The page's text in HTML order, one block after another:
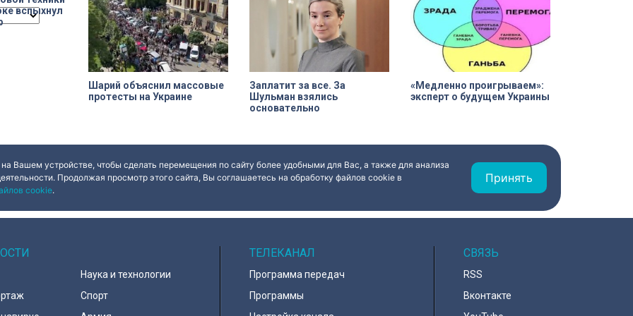
Done
переживает второе рождение.
Жемчужина, объекта культурного
наследия — исторические часы.
Их элементы утрачены на 90%.
вспыхнул
Шарий объяснил массовые
протесты на Украине
Заплатит за все. За
Шульман взялись
основательно
«Медленно проигрываем»:
эксперт о будущем Украины
Вашем устройстве, чтобы сделать перемещения по сайту более удобными для Вас, а также для анализа
Продолжая просмотр этого сайта, Вы соглашаетесь на обработку файлов cookie в
cookie.
Принять
Наука и технологии
Спорт
ТЕЛЕКАНАЛ
Программа передач
Программы
СВЯЗЬ
RSS
Вконтакте